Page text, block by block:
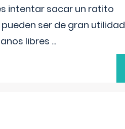
intentar sacar un ratito
ser de gran utilidad
libres ...